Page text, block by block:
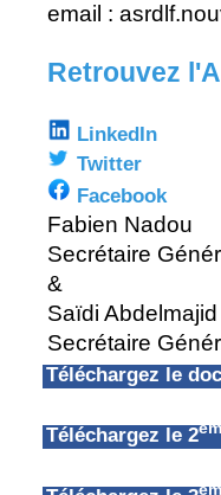
email :
Retrouvez
LinkedIn
Twitter
Facebook
Fabien Nadou
Secrétaire
&
Saïdi Abdelmajid
Secrétaire
Téléchargez le
Téléchargez le 2